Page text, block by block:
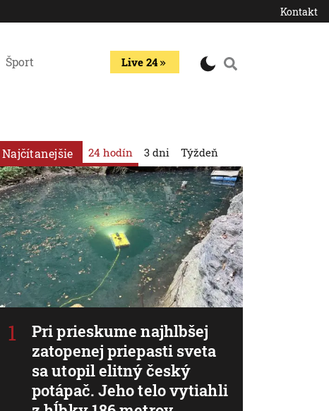
Kontakt
Šport Live 24
Najčítanejšie 24 hodín
Pri prieskume najhlbšej
zatopenej priepasti sveta
sa utopil elitný český
potápač. Jeho telo vytiahli
3 dni Týždeň